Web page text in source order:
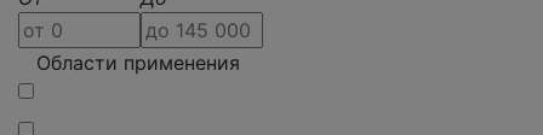
Области применения